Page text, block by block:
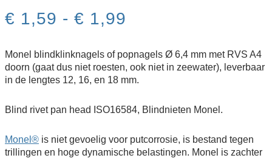
€ 1,59 - € 1,99
€ 1,99
Monel blindklinknagels of popnagels Ø 6,4 mm met RVS A4
doorn (gaat dus niet roesten, ook niet in zeewater), leverbaar
in de lengtes 12, 16, en 18 mm.
Blind rivet pan head ISO16584, Blindnieten Monel.
Monel® is niet gevoelig voor putcorrosie, is bestand tegen
trillingen en hoge dynamische belastingen. Monel is zachter